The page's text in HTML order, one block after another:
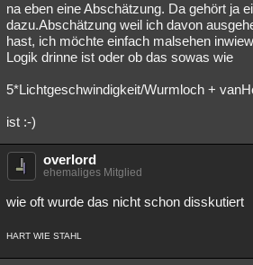
na eben eine Abschätzung. Da gehört ja
dazu.Abschätzung weil ich davon
hast, ich möchte einfach malsehen
Logik drinne ist oder ob das sowas wie
5*Lichtgeschwindigkeit/Wurmloch +
ist :-)
overlord
ehemaliges Mitglied
wie oft wurde das nicht schon disskutiert
HART WIE STAHL